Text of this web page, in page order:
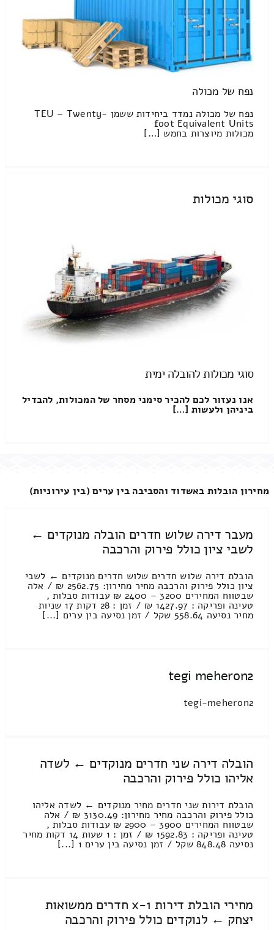
נפח של מכולה
נפח של מכולה נמדד ביחידות ששמן TEU – Twenty-
foot Equivalent Units
מכולות מיוצרות בחמש […]
סוגי מכולות
סוגי מכולות להובלה ימית
אנו נעזור לכם להכיר סימני מסחר של המכולות, להבדיל
ביניהן ולעשות […]
מחירון הובלות באשדוד והסביבה בין ערים (בין עירוניות)
מעבר דירה שלוש חדרים הובלה מנוקדים ←
לשבי ציון כולל פירוק והרכבה
הובלת דירה שלוש חדרים שלוש חדרים מנוקדים ← לשבי
ציון כולל פירוק והרכבה מחיר מחירון: 2562.75 ₪ / אלה
שבטווח המחירים 3200 – 2400 ₪ עבודות סבלות ,
טעינה ופריקה : 1427.97 ₪ / זמן : 28 דקות 17 שניות
מחיר נסיעה 558.64 שקל / זמן נסיעה בין ערים [...]
tegi meheron2
tegi-meheron2
הובלה דירה שני חדרים מנוקדים ← לשדה
אליהו כולל פירוק והרכבה
הובלת דירות שני חדרים מחיר מנוקדים ← לשדה אליהו
כולל פירוק והרכבה מחיר מחירון: 3130.49 ₪ / אלה
שבטווח המחירים 3900 – 2900 ₪ עבודות סבלות ,
טעינה ופריקה : 1592.83 ₪ / זמן : 1 שעות 14 דקות מחיר
נסיעה 848.48 שקל / זמן נסיעה בין ערים 1 [...]
מחירי הובלת דירות 1-x חדרים ממשואות
יצחק ← לנוקדים כולל פירוק והרכבה